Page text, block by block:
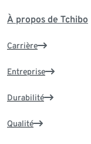
À propos de Tchibo
Carrière
Entreprise
Durabilité
Qualité